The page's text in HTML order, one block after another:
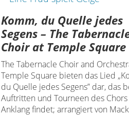
Komm, du Quelle jedes
Segens – The
Choir at Temple Square
The Tabernacle Choir and
Temple Square bieten das Lied
du Quelle jedes Segens” dar, das
Auftritten und Tourneen des Chors
Anklang findet; arrangiert von Mack